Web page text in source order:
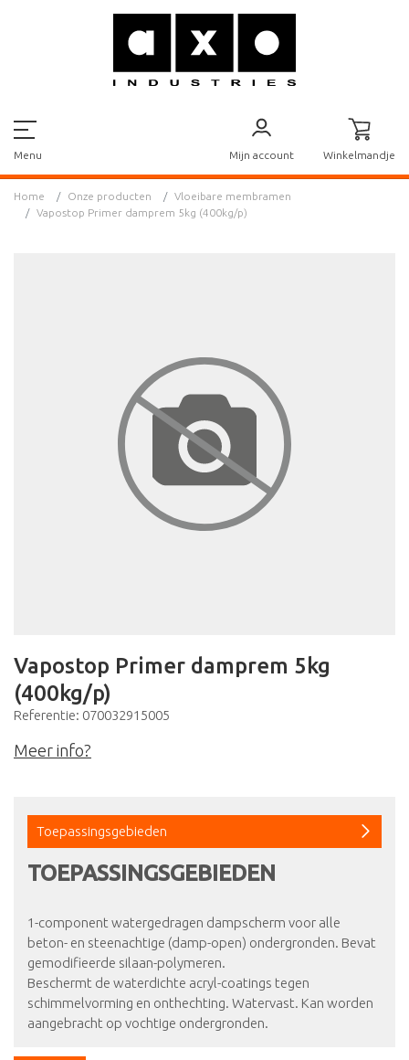
Menu Mijn account Winkelmandje
Home Onze producten
Vloeibare membramen
Vapostop Primer damprem 5kg (400kg/p)
Vapostop Primer damprem 5kg
(400kg/p)
Referentie: 070032915005
Meer info?
Toepassingsgebieden
TOEPASSINGSGEBIEDEN
1-component watergedragen dampscherm voor alle
beton- en steenachtige (damp-open) ondergronden. Bevat
gemodifieerde silaan-polymeren.
Beschermt de waterdichte acryl-coatings tegen
schimmelvorming en onthechting. Watervast. Kan worden
aangebracht op vochtige ondergronden.